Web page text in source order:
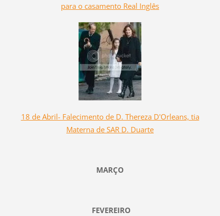
para o casamento Real Inglês
18 de Abril- Falecimento de D. Thereza D'Orleans, tia
Materna de SAR D. Duarte
MARÇO
FEVEREIRO